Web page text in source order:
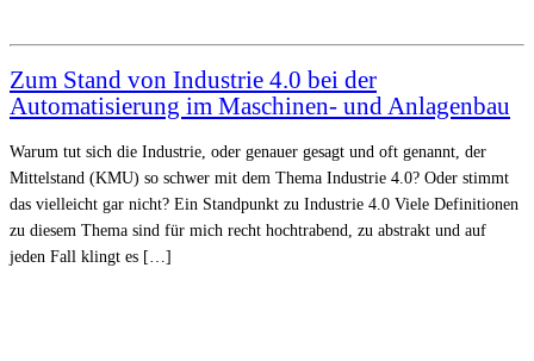
Zum Stand von Industrie 4.0 bei der
Automatisierung im Maschinen- und Anlagenbau
Warum tut sich die Industrie, oder genauer gesagt und oft genannt, der
Mittelstand (KMU) so schwer mit dem Thema Industrie 4.0? Oder stimmt
das vielleicht gar nicht? Ein Standpunkt zu Industrie 4.0 Viele Definitionen
zu diesem Thema sind für mich recht hochtrabend, zu abstrakt und auf
jeden Fall klingt es […]